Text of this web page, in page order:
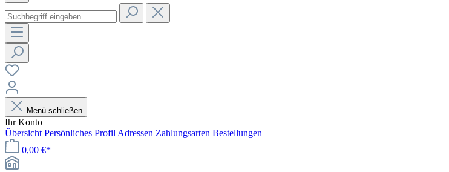
Menü schließen
Ihr Konto
Übersicht Persönliches Profil Adressen Zahlungsarten Bestellungen
0,00 €*